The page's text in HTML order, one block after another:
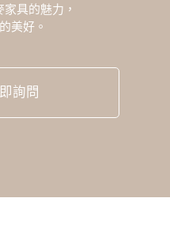
具的魅力，
美好。
詢問